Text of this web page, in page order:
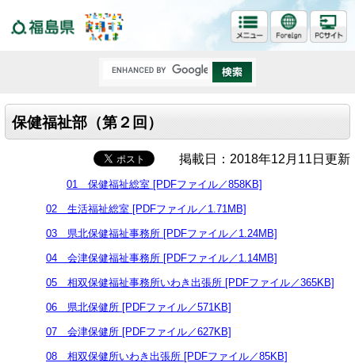
保健福祉部（第２回）
掲載日：2018年12月11日更新
01 保健福祉総室 [PDFファイル／858KB]
02 生活福祉総室 [PDFファイル／1.71MB]
03 県北保健福祉事務所 [PDFファイル／1.24MB]
04 会津保健福祉事務所 [PDFファイル／1.14MB]
05 相双保健福祉事務所いわき出張所 [PDFファイル／365KB]
06 県北保健所 [PDFファイル／571KB]
07 会津保健所 [PDFファイル／627KB]
08 相双保健所いわき出張所 [PDFファイル／85KB]